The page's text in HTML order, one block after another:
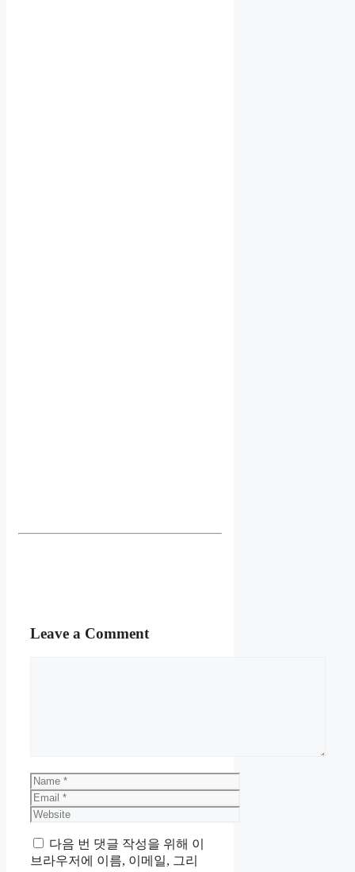
Leave a Comment
Name
Email
Website
다음 번 댓글 작성을 위해 이
브라우저에 이름, 이메일, 그리